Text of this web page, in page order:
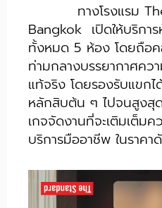
ทางโรงแรม
Bangkok เปิดให้บริกา
ทั้งหมด 5 ห้อง โดยถือค
ท่ามกลางบรรยากาศคว
แท้จริง โดยรองรับแขก
หลักสิบต้น ๆ ไปจนสูง
เกจจัดงานที่จะเติมเต็
บริการมืออาชีพ ในราคา